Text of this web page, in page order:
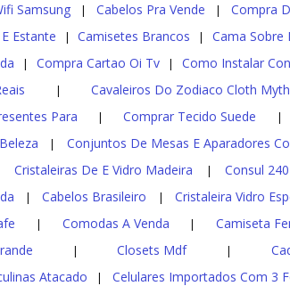
Samsung | Cabelos Pra Vende | Compra
Estante | Camisetes Brancos | Cama Sobre
| Compra Cartao Oi Tv | Como Instalar
| Cavaleiros Do Zodiaco Cloth Myth
Para | Comprar Tecido Suede |
| Conjuntos De Mesas E Aparadores
Cristaleiras De E Vidro Madeira | Consul 240
| Cabelos Brasileiro | Cristaleira Vidro
| Comodas A Venda | Camiseta
| Closets Mdf |
Atacado | Celulares Importados Com 3